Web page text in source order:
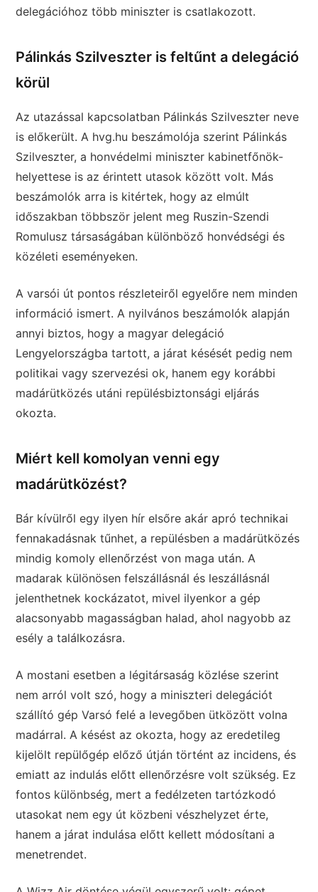
delegációhoz több miniszter is csatlakozott.
Pálinkás Szilveszter is feltűnt a delegáció
körül
Az utazással kapcsolatban Pálinkás Szilveszter neve
is előkerült. A hvg.hu beszámolója szerint Pálinkás
Szilveszter, a honvédelmi miniszter kabinetfőnök-
helyettese is az érintett utasok között volt. Más
beszámolók arra is kitértek, hogy az elmúlt
időszakban többször jelent meg Ruszin-Szendi
Romulusz társaságában különböző honvédségi és
közéleti eseményeken.
A varsói út pontos részleteiről egyelőre nem minden
információ ismert. A nyilvános beszámolók alapján
annyi biztos, hogy a magyar delegáció
Lengyelországba tartott, a járat késését pedig nem
politikai vagy szervezési ok, hanem egy korábbi
madárütközés utáni repülésbiztonsági eljárás
okozta.
Miért kell komolyan venni egy
madárütközést?
Bár kívülről egy ilyen hír elsőre akár apró technikai
fennakadásnak tűnhet, a repülésben a madárütközés
mindig komoly ellenőrzést von maga után. A
madarak különösen felszállásnál és leszállásnál
jelenthetnek kockázatot, mivel ilyenkor a gép
alacsonyabb magasságban halad, ahol nagyobb az
esély a találkozásra.
A mostani esetben a légitársaság közlése szerint
nem arról volt szó, hogy a miniszteri delegációt
szállító gép Varsó felé a levegőben ütközött volna
madárral. A késést az okozta, hogy az eredetileg
kijelölt repülőgép előző útján történt az incidens, és
emiatt az indulás előtt ellenőrzésre volt szükség. Ez
fontos különbség, mert a fedélzeten tartózkodó
utasokat nem egy út közbeni vészhelyzet érte,
hanem a járat indulása előtt kellett módosítani a
menetrendet.